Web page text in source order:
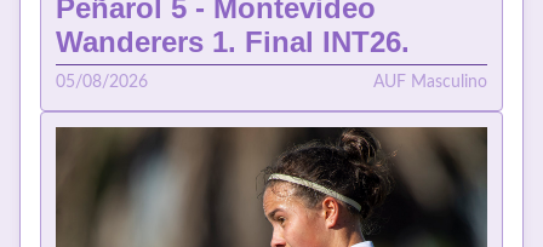
Peñarol 5 - Montevideo
Wanderers 1. Final INT26.
05/08/2026 AUF Masculino